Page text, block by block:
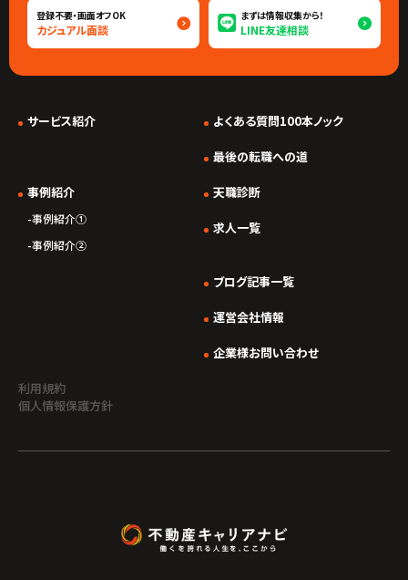
登録不要・画面オフOK
カジュアル面談
まずは情報収集から！
LINE友達相談
サービス紹介
事例紹介
事例紹介①
事例紹介②
よくある質問100本ノック
最後の転職への道
天職診断
求人一覧
ブログ記事一覧
運営会社情報
企業様お問い合わせ
利用規約
個人情報保護方針